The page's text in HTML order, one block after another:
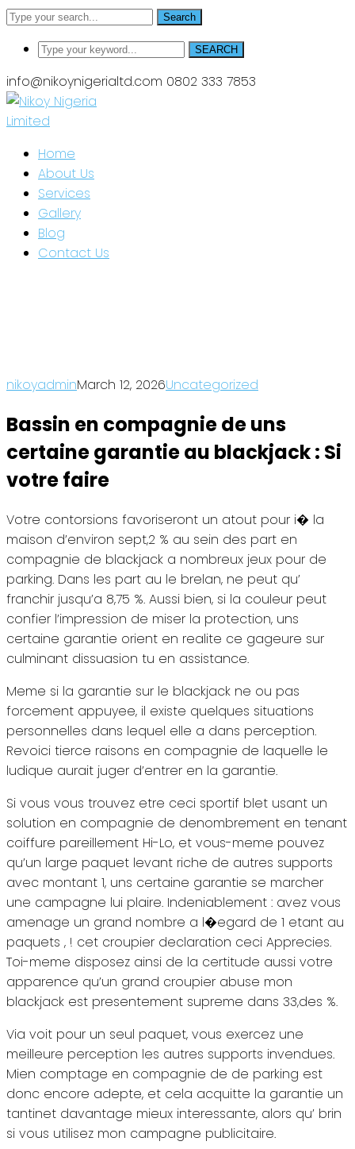
Search
SEARCH
info@nikoynigerialtd.com 0802 333 7853
Home
About Us
Services
Gallery
Blog
Contact Us
nikoyadminMarch 12, 2026Uncategorized
Bassin en compagnie de uns
certaine garantie au blackjack : Si
votre faire
Votre contorsions favoriseront un atout pour i� la
maison d’environ sept,2 % au sein des part en
compagnie de blackjack a nombreux jeux pour de
parking. Dans les part au le brelan, ne peut qu’
franchir jusqu’a 8,75 %. Aussi bien, si la couleur peut
confier l’impression de miser la protection, uns
certaine garantie orient en realite ce gageure sur
culminant dissuasion tu en assistance.
Meme si la garantie sur le blackjack ne ou pas
forcement appuyee, il existe quelques situations
personnelles dans lequel elle a dans perception.
Revoici tierce raisons en compagnie de laquelle le
ludique aurait juger d’entrer en la garantie.
Si vous vous trouvez etre ceci sportif blet usant un
solution en compagnie de denombrement en tenant
coiffure pareillement Hi-Lo, et vous-meme pouvez
qu’un large paquet levant riche de autres supports
avec montant 1, uns certaine garantie se marcher
une campagne lui plaire. Indeniablement : avez vous
amenage un grand nombre a l�egard de 1 etant au
paquets , ! cet croupier declaration ceci Apprecies.
Toi-meme disposez ainsi de la certitude aussi votre
apparence qu’un grand croupier abuse mon
blackjack est presentement supreme dans 33,des %.
Via voit pour un seul paquet, vous exercez une
meilleure perception les autres supports invendues.
Mien comptage en compagnie de de parking est
donc encore adepte, et cela acquitte la garantie un
tantinet davantage mieux interessante, alors qu’ brin
si vous utilisez mon campagne publicitaire.